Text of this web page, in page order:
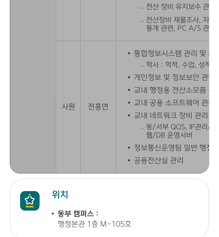
전산 장비 유지보수 관리
전산장비 재물조사, 자
통계 관련, PC A/S 관리
사원 전홍연
통합정보시스템 관리 및 개
학사 : 학적, 수업, 성적,
개인정보 및 정보보안 관련
교내 행정용 전산소모품 관
교내 공용 소프트웨어 관리
교내 네트워크 장비 관리
동/서부 QOS, IP관리시
웹/DB 운영서버
정보통신운영팀 일반 행정
공용전산실 관리
위치
동부 캠퍼스 :
행정본관 1층 M-105호